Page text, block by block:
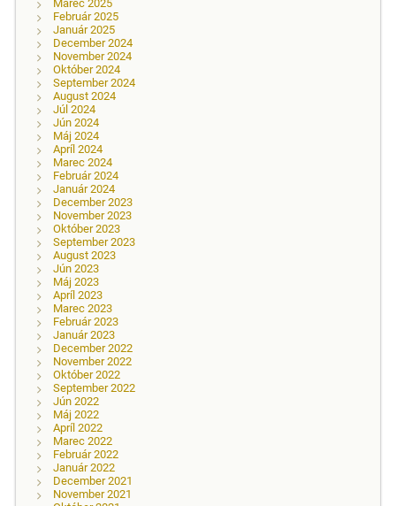
Marec 2025
Február 2025
Január 2025
December 2024
November 2024
Október 2024
September 2024
August 2024
Júl 2024
Jún 2024
Máj 2024
Apríl 2024
Marec 2024
Február 2024
Január 2024
December 2023
November 2023
Október 2023
September 2023
August 2023
Jún 2023
Máj 2023
Apríl 2023
Marec 2023
Február 2023
Január 2023
December 2022
November 2022
Október 2022
September 2022
Jún 2022
Máj 2022
Apríl 2022
Marec 2022
Február 2022
Január 2022
December 2021
November 2021